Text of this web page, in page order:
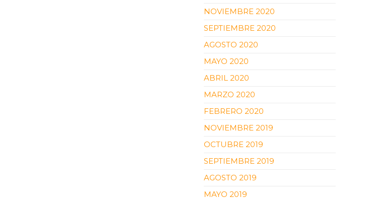
NOVIEMBRE 2020
SEPTIEMBRE 2020
AGOSTO 2020
MAYO 2020
ABRIL 2020
MARZO 2020
FEBRERO 2020
NOVIEMBRE 2019
OCTUBRE 2019
SEPTIEMBRE 2019
AGOSTO 2019
MAYO 2019